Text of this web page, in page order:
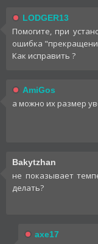
LODGER13
Помогите, при
ошибка
Как исправить ?
AmiGos
а можно их размер
Bakytzhan
не показывает
делать?
axe17